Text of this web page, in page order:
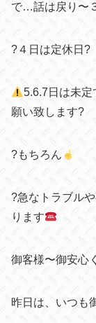
で…話は戻り〜
?４日は定休日?
5.6.7日は未
願い致します?
?もちろん
?急なトラブル
ります
御客様〜御安心
昨日は、いつも